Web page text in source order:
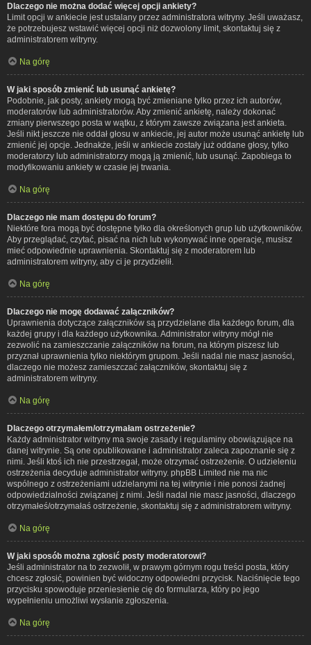
Dlaczego nie można dodać więcej opcji ankiety?
Limit opcji w ankiecie jest ustalany przez administratora witryny. Jeśli uważasz,
że potrzebujesz wstawić więcej opcji niż dozwolony limit, skontaktuj się z
administratorem witryny.
Na górę
W jaki sposób zmienić lub usunąć ankietę?
Podobnie, jak posty, ankiety mogą być zmieniane tylko przez ich autorów,
moderatorów lub administratorów. Aby zmienić ankietę, należy dokonać
zmiany pierwszego posta w wątku, z którym zawsze związana jest ankieta.
Jeśli nikt jeszcze nie oddał głosu w ankiecie, jej autor może usunąć ankietę lub
zmienić jej opcje. Jednakże, jeśli w ankiecie zostały już oddane głosy, tylko
moderatorzy lub administratorzy mogą ją zmienić, lub usunąć. Zapobiega to
modyfikowaniu ankiety w czasie jej trwania.
Na górę
Dlaczego nie mam dostępu do forum?
Niektóre fora mogą być dostępne tylko dla określonych grup lub użytkowników.
Aby przeglądać, czytać, pisać na nich lub wykonywać inne operacje, musisz
mieć odpowiednie uprawnienia. Skontaktuj się z moderatorem lub
administratorem witryny, aby ci je przydzielił.
Na górę
Dlaczego nie mogę dodawać załączników?
Uprawnienia dotyczące załączników są przydzielane dla każdego forum, dla
każdej grupy i dla każdego użytkownika. Administrator witryny mógł nie
zezwolić na zamieszczanie załączników na forum, na którym piszesz lub
przyznał uprawnienia tylko niektórym grupom. Jeśli nadal nie masz jasności,
dlaczego nie możesz zamieszczać załączników, skontaktuj się z
administratorem witryny.
Na górę
Dlaczego otrzymałem/otrzymałam ostrzeżenie?
Każdy administrator witryny ma swoje zasady i regulaminy obowiązujące na
danej witrynie. Są one opublikowane i administrator zaleca zapoznanie się z
nimi. Jeśli ktoś ich nie przestrzegał, może otrzymać ostrzeżenie. O udzieleniu
ostrzeżenia decyduje administrator witryny. phpBB Limited nie ma nic
wspólnego z ostrzeżeniami udzielanymi na tej witrynie i nie ponosi żadnej
odpowiedzialności związanej z nimi. Jeśli nadal nie masz jasności, dlaczego
otrzymałeś/otrzymałaś ostrzeżenie, skontaktuj się z administratorem witryny.
Na górę
W jaki sposób można zgłosić posty moderatorowi?
Jeśli administrator na to zezwolił, w prawym górnym rogu treści posta, który
chcesz zgłosić, powinien być widoczny odpowiedni przycisk. Naciśnięcie tego
przycisku spowoduje przeniesienie cię do formularza, który po jego
wypełnieniu umożliwi wysłanie zgłoszenia.
Na górę